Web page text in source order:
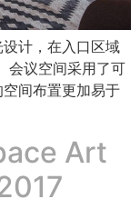
计，在入口区域
会议空间采用了可
间布置更加易于
Art